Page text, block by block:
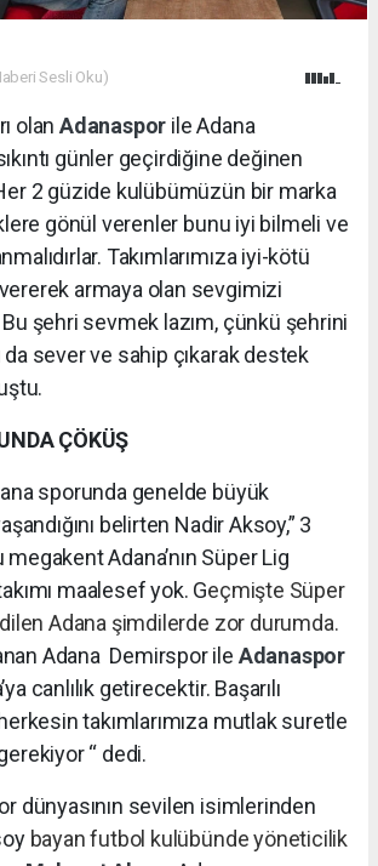
Sesli Oku)
olan Adanaspor ile Adana
günler geçirdiğine değinen
2 güzide kulübümüzün bir marka
gönül verenler bunu iyi bilmeli ve
Takımlarımıza iyi-kötü
armaya olan sevgimizi
şehri sevmek lazım, çünkü şehrini
da sever ve sahip çıkarak destek
ÇÖKÜŞ
sporunda genelde büyük
belirten Nadir Aksoy,” 3
Adana’nın Süper Lig
maalesef yok. Geçmişte Süper
Adana şimdilerde zor durumda.
Adana Demirspor ile Adanaspor
canlılık getirecektir. Başarılı
takımlarımıza mutlak suretle
“ dedi.
dünyasının sevilen isimlerinden
bayan futbol kulübünde yöneticilik